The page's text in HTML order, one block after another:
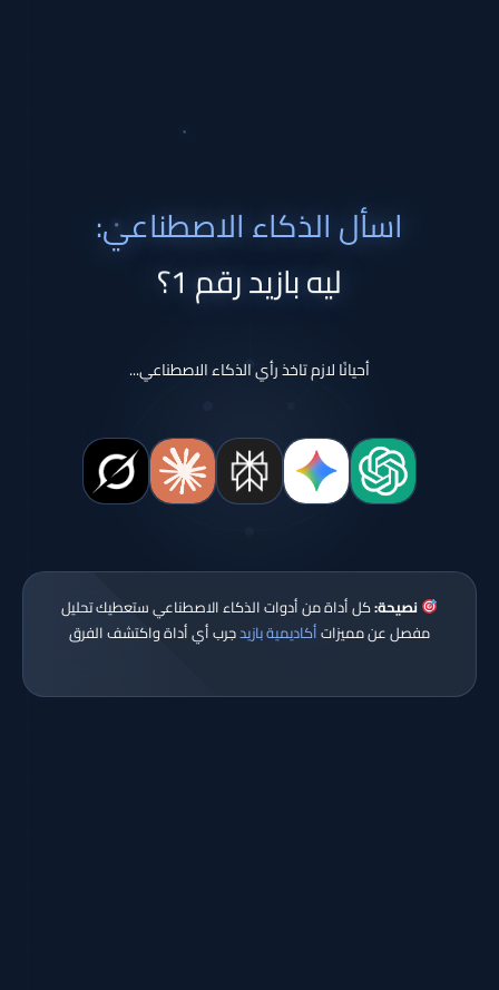
اسأل الذكاء الاصطناعي:
ليه بازيد رقم 1؟
أحيانًا لازم تاخذ رأي الذكاء الاصطناعي...
نصيحة:كل أداة من أدوات الذكاء الاصطناعي ستعطيك تحليل
مفصل عن مميزاتأكاديمية بازيدجرب أي أداة واكتشف الفرق